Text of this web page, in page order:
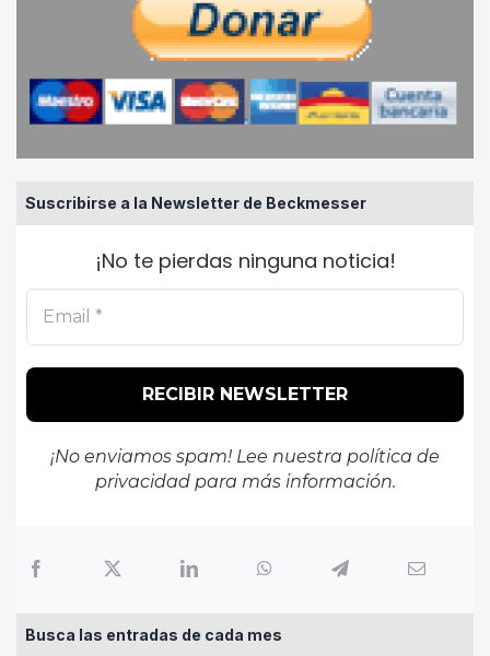
Suscribirse a la Newsletter de Beckmesser
¡No te pierdas ninguna noticia!
¡No enviamos spam! Lee nuestra política de
privacidadpara más información.
Busca las entradas de cada mes